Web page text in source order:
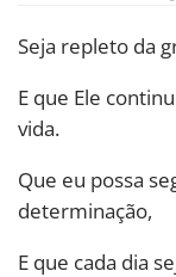
Seja repleto da
E que Ele
vida.
Que eu possa
determinação,
E que cada dia